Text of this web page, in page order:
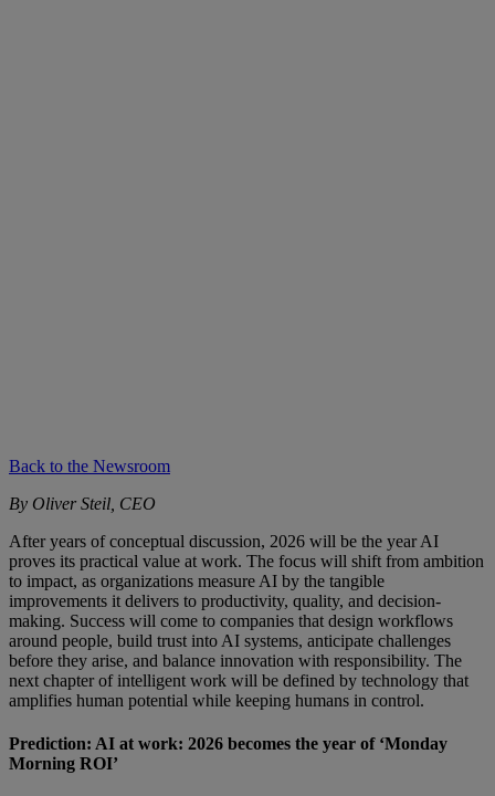
Back to the Newsroom
By Oliver Steil, CEO
After years of conceptual discussion, 2026 will be the year AI
proves its practical value at work. The focus will shift from ambition
to impact, as organizations measure AI by the tangible
improvements it delivers to productivity, quality, and decision-
making. Success will come to companies that design workflows
around people, build trust into AI systems, anticipate challenges
before they arise, and balance innovation with responsibility. The
next chapter of intelligent work will be defined by technology that
amplifies human potential while keeping humans in control.
Prediction: AI at work: 2026 becomes the year of ‘Monday
Morning ROI’